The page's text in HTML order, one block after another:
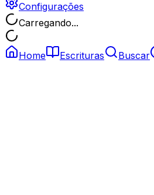
Configurações
Carregando...
Home Escrituras Buscar